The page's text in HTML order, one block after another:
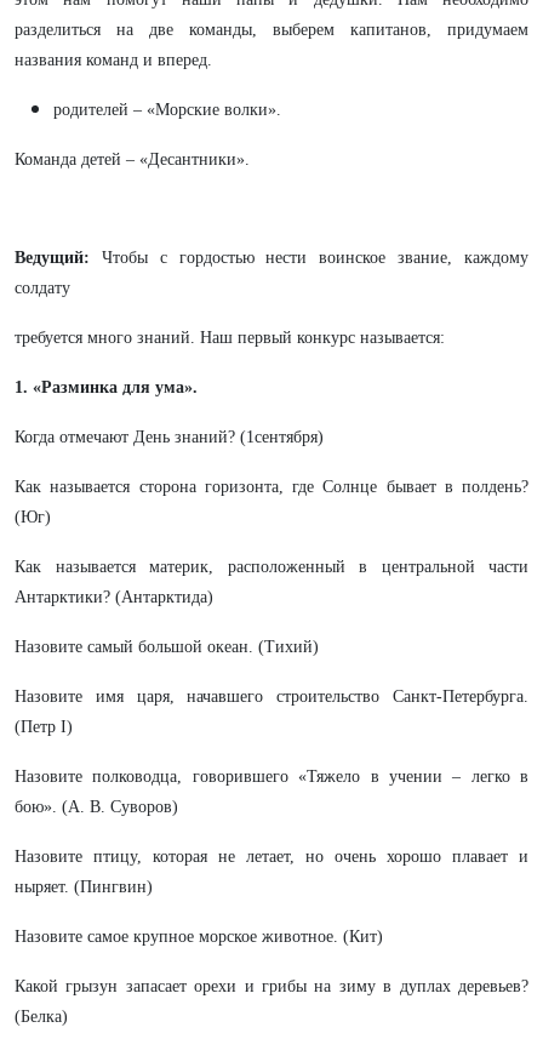
разделиться на две команды, выберем капитанов, придумаем
названия команд и вперед.
родителей – «Морские волки».
Команда детей – «Десантники».
Ведущий: Чтобы с гордостью нести воинское звание, каждому
солдату
требуется много знаний. Наш первый конкурс называется:
1. «Разминка для ума».
Когда отмечают День знаний? (1сентября)
Как называется сторона горизонта, где Солнце бывает в полдень?
(Юг)
Как называется материк, расположенный в центральной части
Антарктики? (Антарктида)
Назовите самый большой океан. (Тихий)
Назовите имя царя, начавшего строительство Санкт-Петербурга.
(Петр I)
Назовите полководца, говорившего «Тяжело в учении – легко в
бою». (А. В. Суворов)
Назовите птицу, которая не летает, но очень хорошо плавает и
ныряет. (Пингвин)
Назовите самое крупное морское животное. (Кит)
Какой грызун запасает орехи и грибы на зиму в дуплах деревьев?
(Белка)